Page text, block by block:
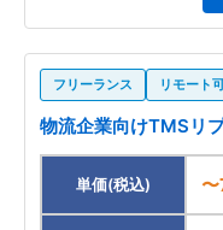
フリーランス リモート
物流企業向けTMSリ
単価(税込)